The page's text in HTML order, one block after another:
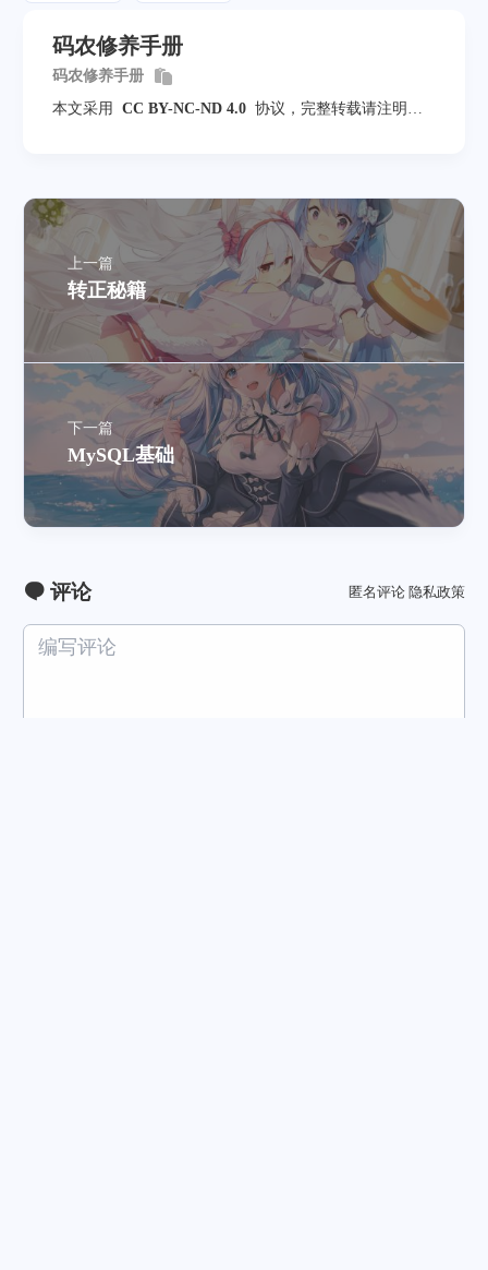
码农修养手册
码农修养手册
本文采用
CC BY-NC-ND 4.0 协议，完整转载请注明来
上一篇
转正秘籍
下一篇
MySQL基础
评论 匿名评论 隐私政策